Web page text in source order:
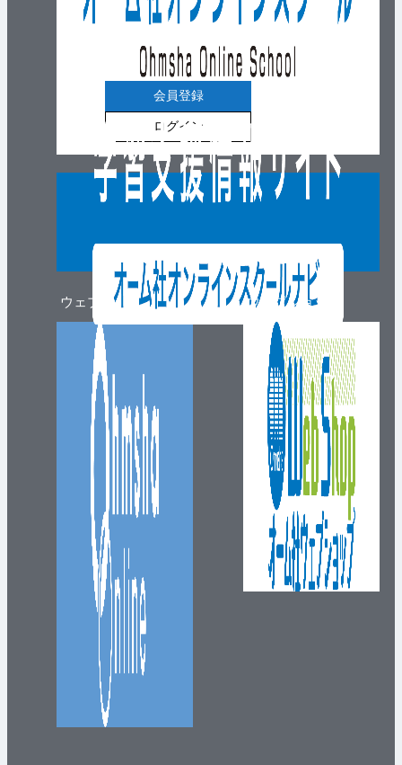
ウェブマガジン
会員登録
ログイン
ウェブショップ